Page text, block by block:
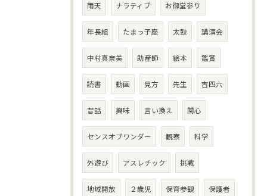
雨天 ナラティブ お御堂参り
年長組 たまっ子座 太鼓 講演会
中村真奈美 助産師 絵本 鑑賞
読書 動画 見方 先生 吉四六
昔話 興味 言い換え 関心
センスオブワンダー 観察 科学
外遊び アスレチック 挑戦
地域開放 ２歳児 保育参観 保護者